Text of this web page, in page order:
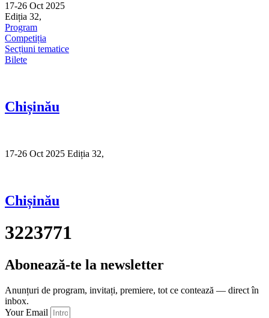
17-26 Oct 2025
Ediția 32,
Program
Competiția
Secțiuni tematice
Bilete
Chișinău
17-26 Oct 2025 Ediția 32,
Chișinău
3223771
Abonează-te la newsletter
Anunțuri de program, invitați, premiere, tot ce contează — direct în
inbox.
Your Email